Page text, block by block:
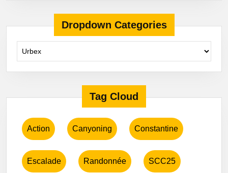
Dropdown Categories
Tag Cloud
Action Canyoning Constantine
Escalade Randonnée SCC25